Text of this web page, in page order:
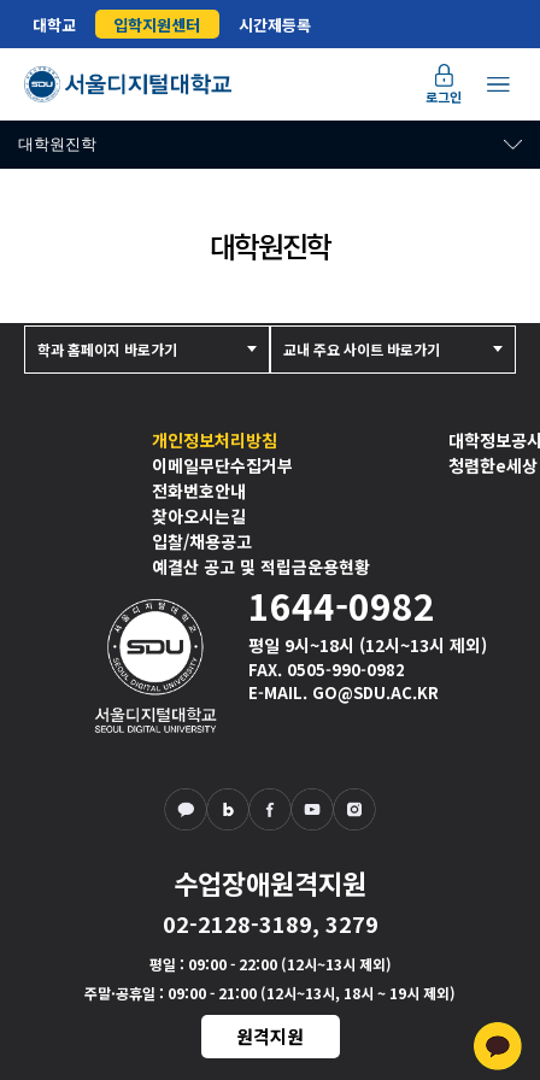
대학교 입학지원센터 시간제등록
로그인
대학원진학
대학원진학
개인정보처리방침
이메일무단수집거부
전화번호안내
찾아오시는길
입찰/채용공고
예결산 공고 및 적립금운용현황
대학정보공
청렴한e세상
1644-0982
평일 9시~18시 (12시~13시 제외)
FAX. 0505-990-0982
E-MAIL. GO@SDU.AC.KR
수업장애원격지원
02-2128-3189, 3279
평일 : 09:00 - 22:00 (12시~13시 제외)
주말·공휴일 : 09:00 - 21:00 (12시~13시, 18시 ~ 19시 제외)
원격지원
학과 홈페이지 바로가기 교내 주요 사이트 바로가기